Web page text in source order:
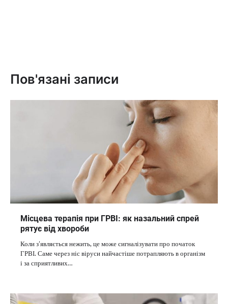
Пов'язані записи
Місцева терапія при ГРВІ: як назальний спрей
рятує від хвороби
Коли з’являється нежить, це може сигналізувати про початок
ГРВІ. Саме через ніс віруси найчастіше потрапляють в організм
і за сприятливих…